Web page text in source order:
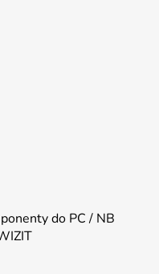
do PC / NB